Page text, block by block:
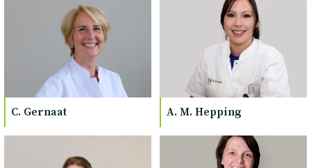
C. Gernaat A. M. Hepping